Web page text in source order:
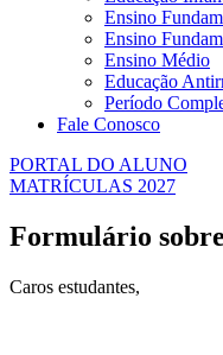
Ensino
Ensino
Ensino Médio
Educação
Período
Fale Conosco
PORTAL DO ALUNO
MATRÍCULAS 2027
Formulário
Caros estudantes,